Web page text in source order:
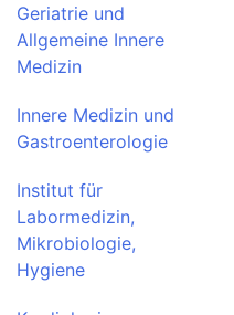
Geriatrie und
Allgemeine Innere
Medizin
Innere Medizin und
Gastroenterologie
Institut für
Labormedizin,
Mikrobiologie,
Hygiene